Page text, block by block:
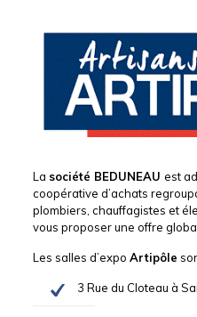
La société BEDUNEAU est
coopérative d’achats
plombiers, chauffagistes et
vous proposer une offre
Les salles d’expo Artipôle
3 Rue du Cloteau à